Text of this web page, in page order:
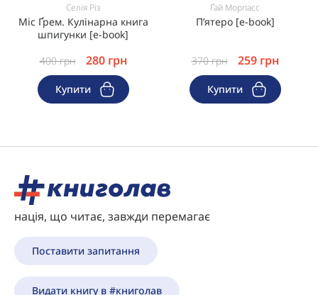
Селія Різ
Міс Ґрем. Кулінарна книга
шпигунки [e-book]
400грн 280 грн
Купити
Ґай Морпасс
Пʼятеро [e-book]
370грн 259 грн
Купити
нація, що читає, завжди перемагає
Поставити запитання
Видати книгу в #книголав